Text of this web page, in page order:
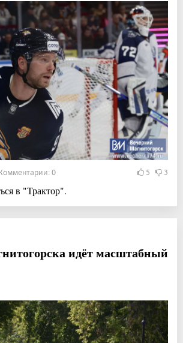
0 5 3
в "Трактор".
идёт масштабный